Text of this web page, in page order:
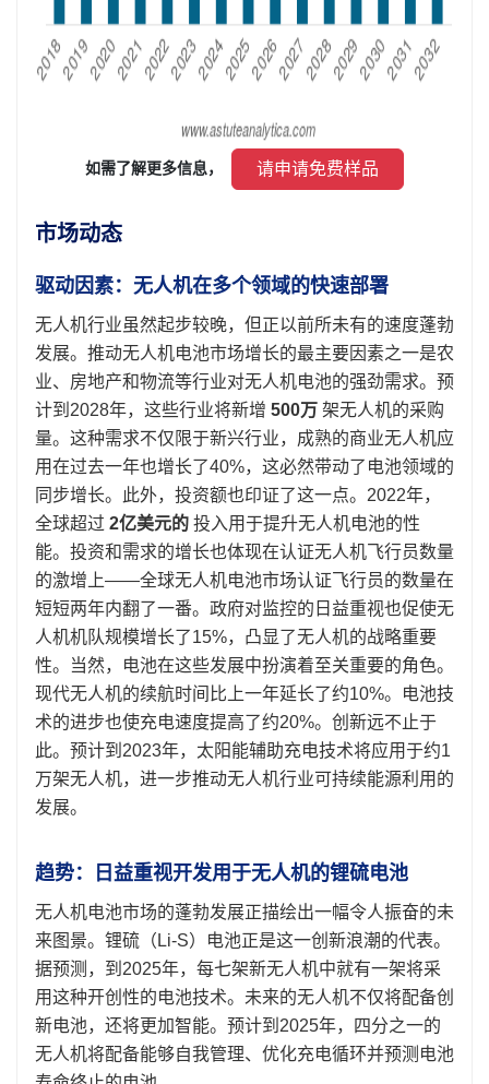
如需了解更多信息， 请申请免费样品
市场动态
驱动因素：无人机在多个领域的快速部署
无人机行业虽然起步较晚，但正以前所未有的速度蓬勃
发展。推动无人机电池市场增长的最主要因素之一是农
业、房地产和物流等行业对无人机电池的强劲需求。预
计到2028年，这些行业将新增 500万 架无人机的采购
量。这种需求不仅限于新兴行业，成熟的商业无人机应
用在过去一年也增长了40%，这必然带动了电池领域的
同步增长。此外，投资额也印证了这一点。2022年，
全球超过 2亿美元的 投入用于提升无人机电池的性
能。投资和需求的增长也体现在认证无人机飞行员数量
的激增上——全球无人机电池市场认证飞行员的数量在
短短两年内翻了一番。政府对监控的日益重视也促使无
人机机队规模增长了15%，凸显了无人机的战略重要
性。当然，电池在这些发展中扮演着至关重要的角色。
现代无人机的续航时间比上一年延长了约10%。电池技
术的进步也使充电速度提高了约20%。创新远不止于
此。预计到2023年，太阳能辅助充电技术将应用于约1
万架无人机，进一步推动无人机行业可持续能源利用的
发展。
趋势：日益重视开发用于无人机的锂硫电池
无人机电池市场的蓬勃发展正描绘出一幅令人振奋的未
来图景。锂硫（Li-S）电池正是这一创新浪潮的代表。
据预测，到2025年，每七架新无人机中就有一架将采
用这种开创性的电池技术。未来的无人机不仅将配备创
新电池，还将更加智能。预计到2025年，四分之一的
无人机将配备能够自我管理、优化充电循环并预测电池